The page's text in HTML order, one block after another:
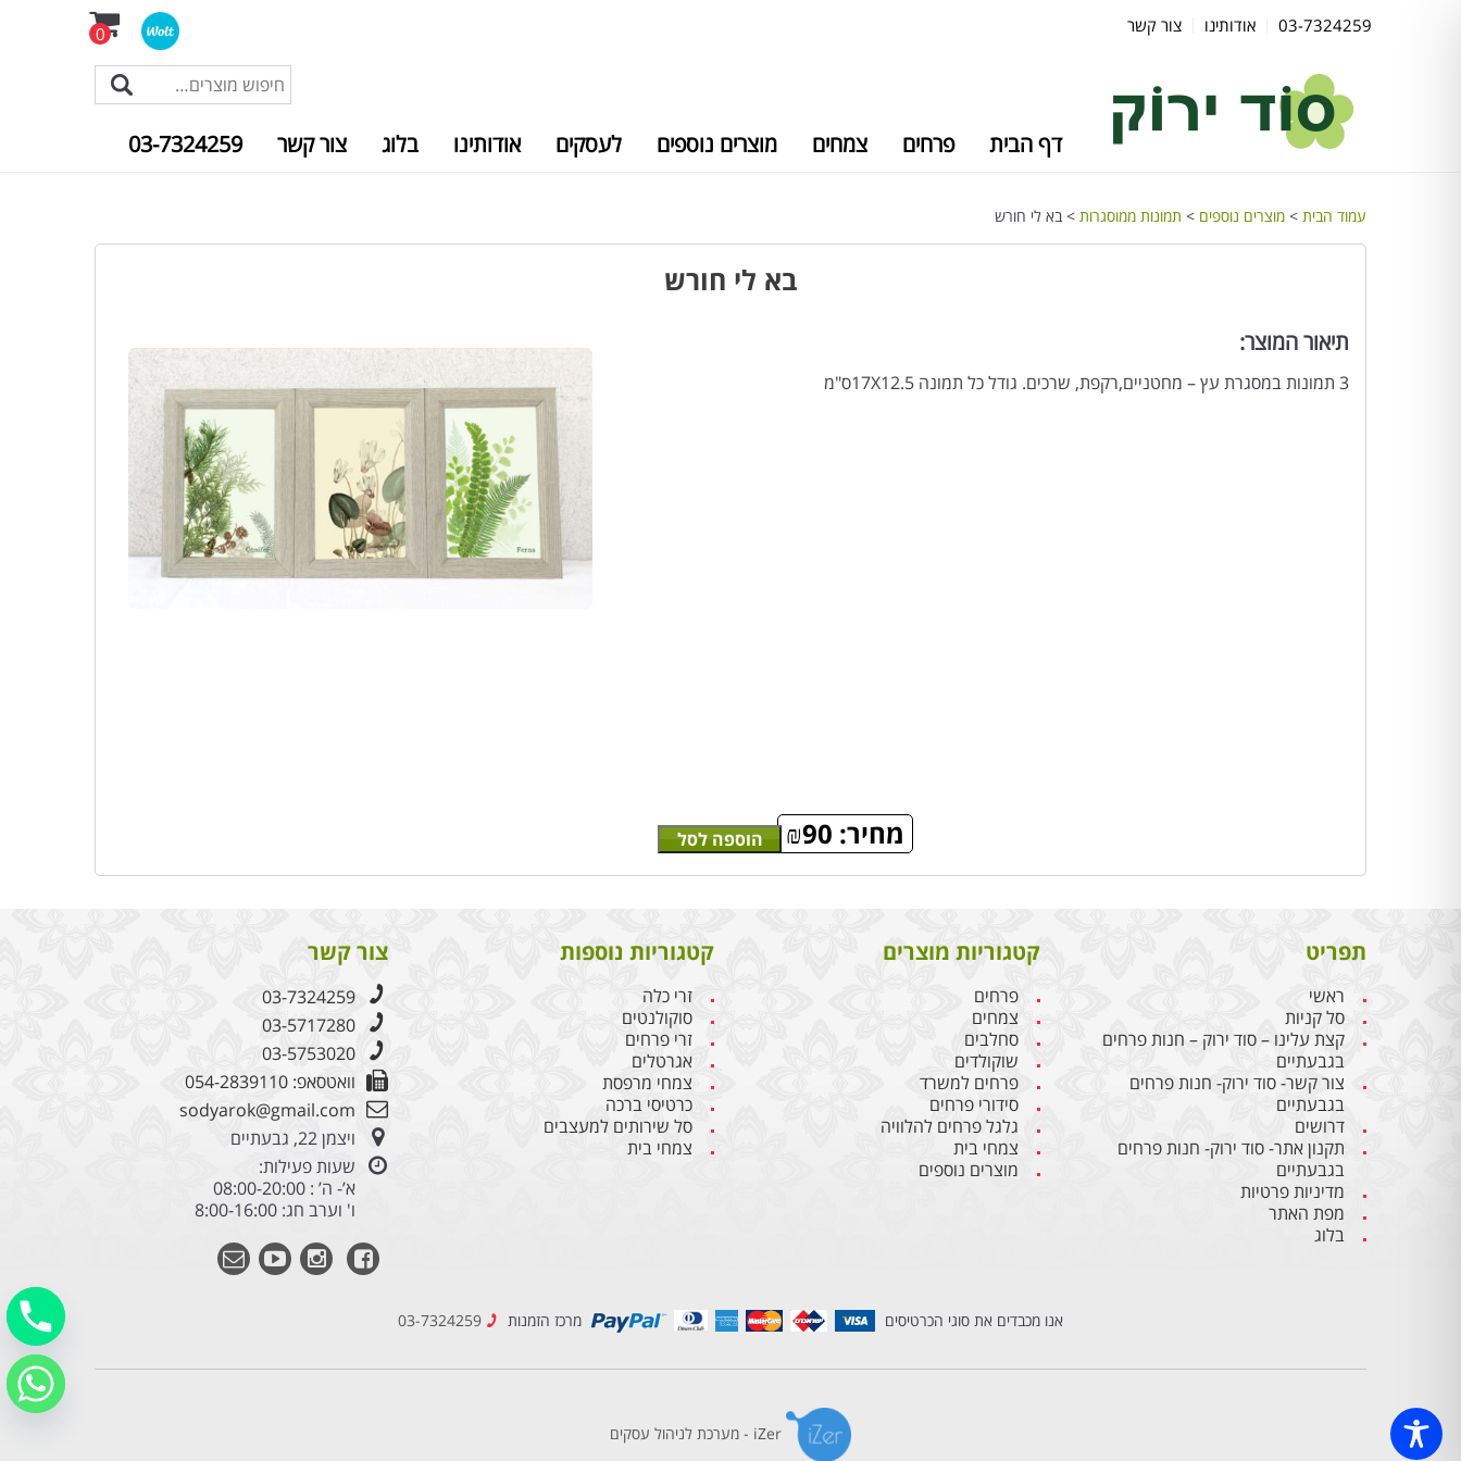
03-7324259 אודותינו צור קשר 0
דף הבית פרחים צמחים מוצרים נוספים לעסקים אודותינו בלוג צור קשר 03-7324259
עמוד הבית > מוצרים נוספים > תמונות ממוסגרות > בא לי חורש
בא לי חורש
תיאור המוצר:
3 תמונות במסגרת עץ – מחטניים,רקפת, שרכים. גודל כל תמונה 17X12.5ס"מ
מחיר: ₪90 הוספה לסל
תפריט
ראשי
סל קניות
קצת עלינו – סוד ירוק – חנות פרחים
בגבעתיים
צור קשר- סוד ירוק- חנות פרחים
בגבעתיים
דרושים
תקנון אתר- סוד ירוק- חנות פרחים
בגבעתיים
מדיניות פרטיות
מפת האתר
בלוג
קטגוריות מוצרים
פרחים
צמחים
סחלבים
שוקולדים
פרחים למשרד
סידורי פרחים
גלגל פרחים להלוויה
צמחי בית
מוצרים נוספים
קטגוריות נוספות
זרי כלה
סוקולנטים
זרי פרחים
אגרטלים
צמחי מרפסת
כרטיסי ברכה
סל שירותים למעצבים
צמחי בית
צור קשר
03-7324259
03-5717280
03-5753020
וואטסאפ: 054-2839110
sodyarok@gmail.com
ויצמן 22, גבעתיים
שעות פעילות:
א’- ה’ : 08:00-20:00
ו' וערב חג: 8:00-16:00
אנו מכבדים את סוגי הכרטיסים מרכז הזמנות
iZer - מערכת לניהול עסקים